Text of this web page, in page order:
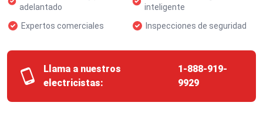
adelantado
inteligente
Expertos comerciales
Inspecciones de seguridad
Llama a nuestros
electricistas:
1-888-919-
9929